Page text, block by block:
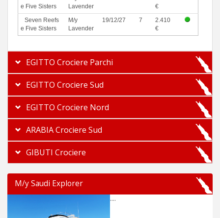
e Five Sisters
Lavender
€
Seven Reefs
e Five Sisters
M/y
Lavender
19/12/27 7
2.410
€
EGITTO Crociere Parchi
EGITTO Crociere Sud
EGITTO Crociere Nord
ARABIA Crociere Sud
GIBUTI Crociere
M/y Saudi Explorer
....